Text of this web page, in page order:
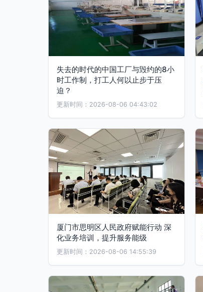
失去的时代的中国工厂与毁约的8小
时工作制，打工人何以止步于压
迫？
更新时间：2026-08-06 04:43:02
厦门市思明区人民政府赋能行动 深
化业务培训，提升服务能级
更新时间：2026-08-06 14:55:39